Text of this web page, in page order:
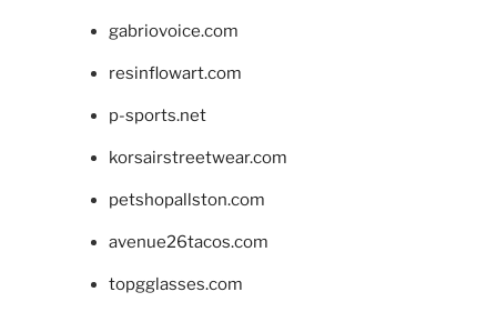
gabriovoice.com
resinflowart.com
p-sports.net
korsairstreetwear.com
petshopallston.com
avenue26tacos.com
topgglasses.com